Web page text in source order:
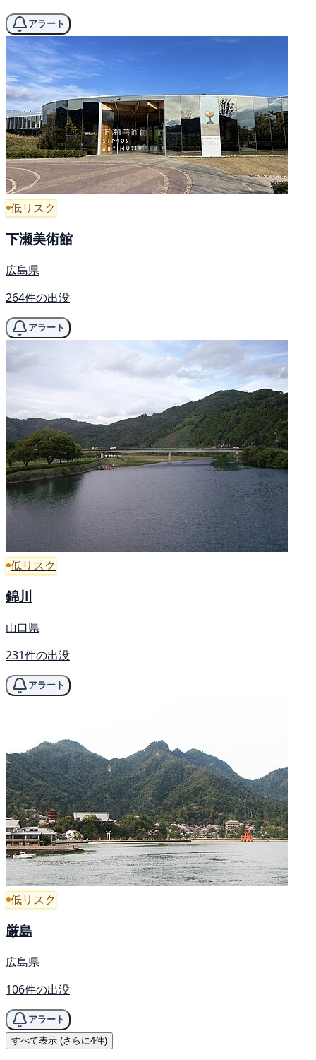
アラート
低リスク
下瀬美術館
広島県
264件の出没
アラート
低リスク
錦川
山口県
231件の出没
アラート
低リスク
厳島
広島県
106件の出没
アラート
すべて表示 (さらに4件)